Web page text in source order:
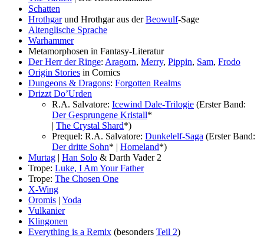
Schatten
Hrothgarund Hrothgar aus derBeowulf-Sage
Altenglische Sprache
Warhammer
Metamorphosen in Fantasy-Literatur
Der Herr der Ringe: Aragorn, Merry, Pippin, Sam, Frodo
Origin Stories in Comics
Dungeons & Dragons: Forgotten Realms
Drizzt Do’Urden
R.A. Salvatore: Icewind Dale-Trilogie (Erster Band:
Der Gesprungene Kristall*
| The Crystal Shard*)
Prequel: R.A. Salvatore: Dunkelelf-Saga (Erster Band:
Der dritte Sohn* | Homeland*)
Murtag | Han Solo & Darth Vader 2
Trope: Luke, I Am Your Father
Trope: The Chosen One
X-Wing
Oromis | Yoda
Vulkanier
Klingonen
Everything is a Remix (besonders Teil 2)